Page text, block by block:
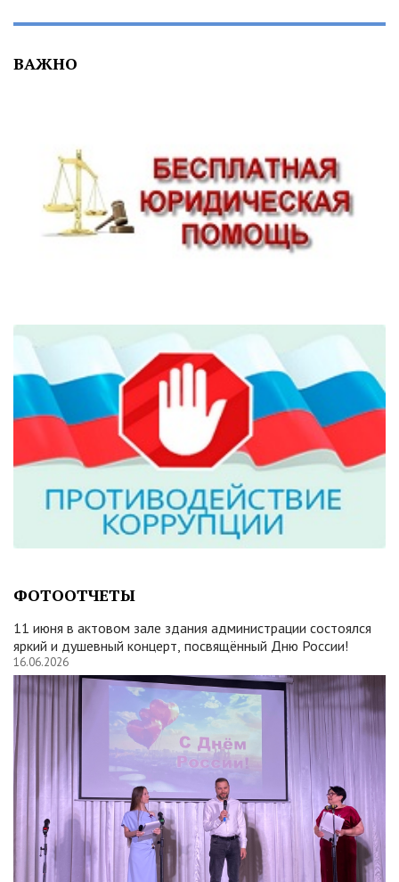
ВАЖНО
ФОТООТЧЕТЫ
11 июня в актовом зале здания администрации состоялся
яркий и душевный концерт, посвящённый Дню России!
16.06.2026